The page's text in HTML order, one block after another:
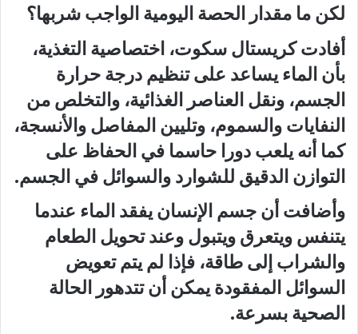
لكن ما مقدار الحصة اليومية الواجب شربها؟
أفادت كريستال سكوت، اختصاصية التغذية،
بأن الماء يساعد على تنظيم درجة حرارة
الجسم، ونقل العناصر الغذائية، والتخلص من
النفايات والسموم، وتليين المفاصل والأنسجة،
كما أنه يلعب دورا حاسما في الحفاظ على
التوازن الدقيق للشوارد والسوائل في الجسم.
وأضافت أن جسم الإنسان يفقد الماء عندما
يتنفس ويتعرق ويتبول وعند تحويل الطعام
والشراب إلى طاقة، فإذا لم يتم تعويض
السوائل المفقودة يمكن أن تتدهور الحالة
الصحية بسرعة.